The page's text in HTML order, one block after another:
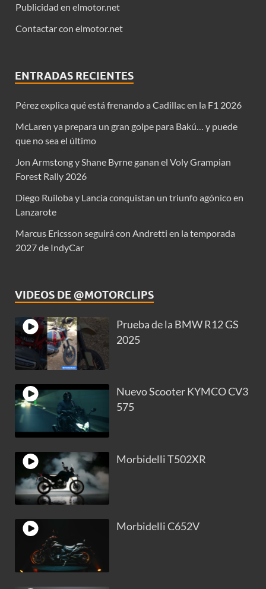
Publicidad en elmotor.net
Contactar con elmotor.net
ENTRADAS RECIENTES
Pérez explica qué está frenando a Cadillac en la F1 2026
McLaren ya prepara un gran golpe para Bakú… y puede
que no sea el último
Jon Armstong y Shane Byrne ganan el Voly Grampian
Forest Rally 2026
Diego Ruiloba y Lancia conquistan un triunfo agónico en
Lanzarote
Marcus Ericsson seguirá con Andretti en la temporada
2027 de IndyCar
VIDEOS DE @MOTORCLIPS
Prueba de la BMW R12 GS
2025
Nuevo Scooter KYMCO CV3
575
Morbidelli T502XR
Morbidelli C652V